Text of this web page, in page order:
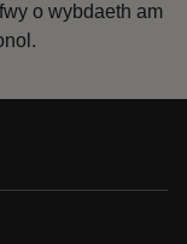
o wybdaeth am